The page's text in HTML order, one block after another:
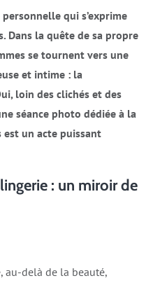
qui s’exprime
Dans la quête de sa propre
se tournent vers une
et intime : la
loin des clichés et des
séance photo dédiée à la
est un acte puissant
: un miroir de
au-delà de la beauté,